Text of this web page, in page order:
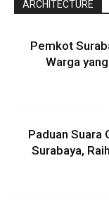
ARCHITECTURE
Pemkot
Warga
Paduan Suara
Surabaya,